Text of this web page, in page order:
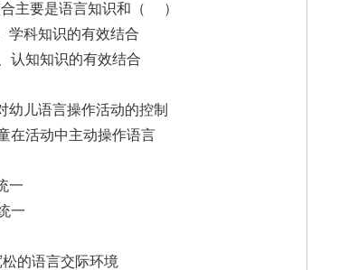
主要是语言知识和（ ）
学科知识的有效结合
认知知识的有效结合
儿语言操作活动的控制
在活动中主动操作语言
一
一
的语言交际环境